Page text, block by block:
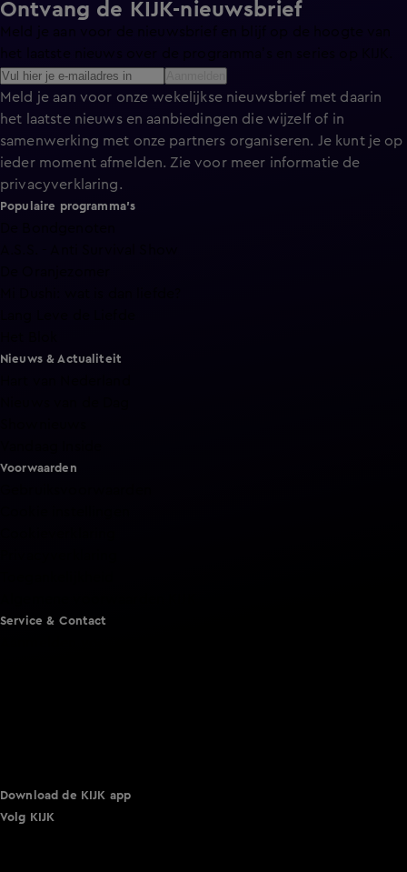
Ontvang de KIJK-nieuwsbrief
Meld je aan voor onze wekelijkse nieuwsbrief met daarin
het laatste nieuws en aanbiedingen die wijzelf of in
samenwerking met onze partners organiseren. Je kunt je op
ieder moment afmelden. Zie voor meer informatie de
privacyverklaring.
Populaire programma's
Nieuws & Actualiteit
Voorwaarden
Service & Contact
Download de KIJK app
Volg KIJK